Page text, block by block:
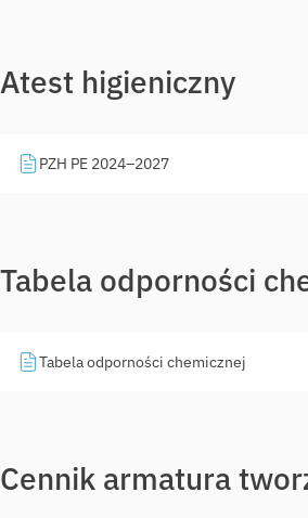
Atest higieniczny
PZH PE 2024–2027
Tabela odporności
Tabela odporności chemicznej
Cennik armatura